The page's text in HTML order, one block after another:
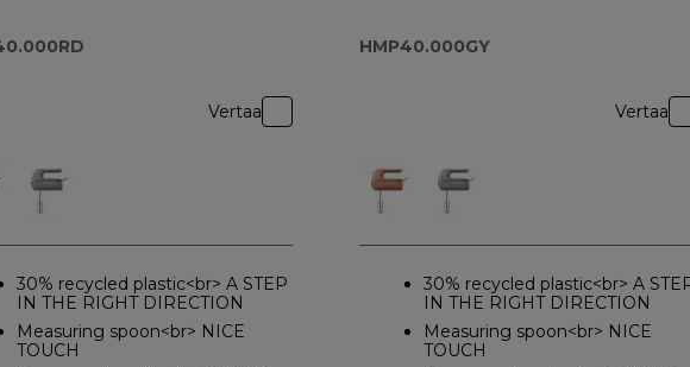
Vertaa
30% recycled plastic<br> A STEP
IN THE RIGHT DIRECTION
Measuring spoon<br> NICE
TOUCH
HMP40.000GY
Vertaa
30% recycled plastic<br> A
IN THE RIGHT DIRECTION
Measuring spoon<br> NICE
TOUCH